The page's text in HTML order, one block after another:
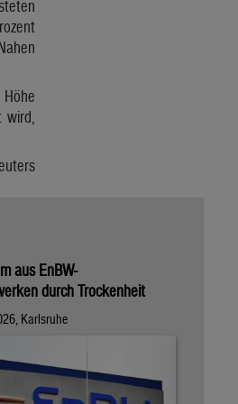
aus EnBW-
durch Trockenheit
Karlsruhe